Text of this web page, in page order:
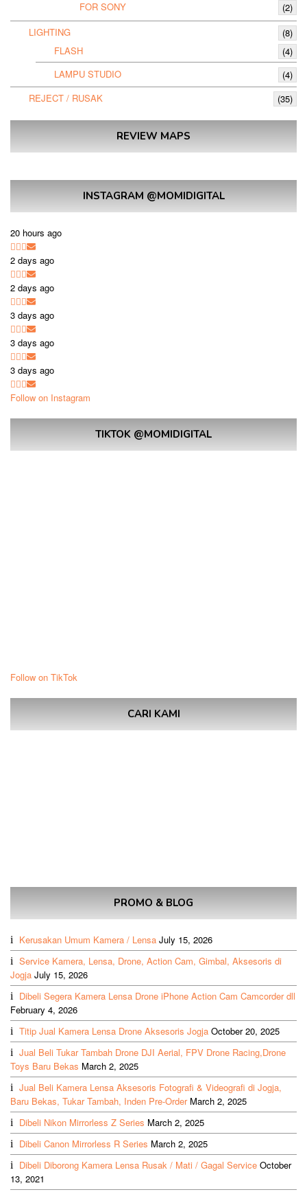
FOR SONY
(2)
LIGHTING
(8)
FLASH
(4)
LAMPU STUDIO
(4)
REJECT / RUSAK
(35)
REVIEW MAPS
INSTAGRAM @MOMIDIGITAL
20 hours ago
2 days ago
2 days ago
3 days ago
3 days ago
3 days ago
Follow on Instagram
TIKTOK @MOMIDIGITAL
Follow on TikTok
CARI KAMI
PROMO & BLOG
Kerusakan Umum Kamera / Lensa July 15, 2026
Service Kamera, Lensa, Drone, Action Cam, Gimbal, Aksesoris di
Jogja July 15, 2026
Dibeli Segera Kamera Lensa Drone iPhone Action Cam Camcorder dll
February 4, 2026
Titip Jual Kamera Lensa Drone Aksesoris Jogja October 20, 2025
Jual Beli Tukar Tambah Drone DJI Aerial, FPV Drone Racing,Drone
Toys Baru Bekas March 2, 2025
Jual Beli Kamera Lensa Aksesoris Fotografi & Videografi di Jogja,
Baru Bekas, Tukar Tambah, Inden Pre-Order March 2, 2025
Dibeli Nikon Mirrorless Z Series March 2, 2025
Dibeli Canon Mirrorless R Series March 2, 2025
Dibeli Diborong Kamera Lensa Rusak / Mati / Gagal Service October
13, 2021